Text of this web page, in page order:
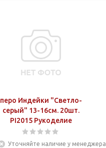
перо Индейки "Светло-
серый" 13-16см. 20шт.
PI2015 Рукоделие
Уточняйте наличие у менеджера